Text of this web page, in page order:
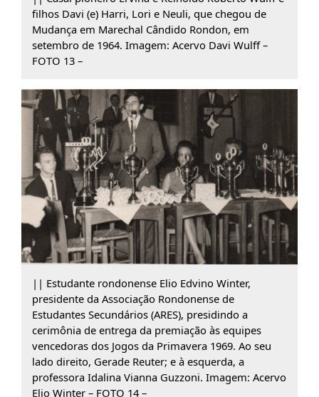
filhos Davi (e) Harri, Lori e Neuli, que chegou de
Mudança em Marechal Cândido Rondon, em
setembro de 1964. Imagem: Acervo Davi Wulff –
FOTO 13 –
|| Estudante rondonense Elio Edvino Winter,
presidente da Associação Rondonense de
Estudantes Secundários (ARES), presidindo a
cerimônia de entrega da premiação às equipes
vencedoras dos Jogos da Primavera 1969. Ao seu
lado direito, Gerade Reuter; e à esquerda, a
professora Idalina Vianna Guzzoni. Imagem: Acervo
Elio Winter – FOTO 14 –